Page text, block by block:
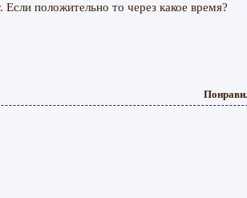
положительно то через какое время?